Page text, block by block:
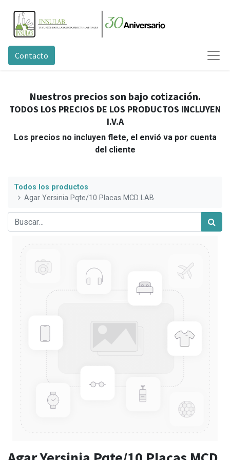
Contacto
Nuestros precios son bajo cotización.
TODOS LOS PRECIOS DE LOS PRODUCTOS INCLUYEN
I.V.A
Los precios no incluyen flete, el envió va por cuenta
del cliente
Todos los productos
Agar Yersinia Pqte/10 Placas MCD LAB